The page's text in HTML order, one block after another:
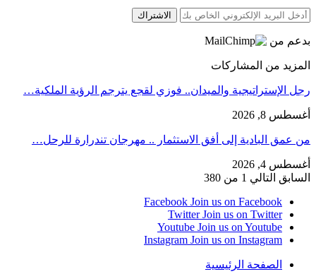
الاشتراك
بدعم من
المزيد من المشاركات
رجل الإستراتيجية والميدان.. فوزي لقجع يترجم الرؤية الملكية…
أغسطس 8, 2026
من عمق البادية إلى أفق الاستثمار .. مهرجان تندرارة للرحل…
أغسطس 4, 2026
السابق التالي 1 من 380
Facebook Join us on Facebook
Twitter Join us on Twitter
Youtube Join us on Youtube
Instagram Join us on Instagram
الصفحة الرئيسية